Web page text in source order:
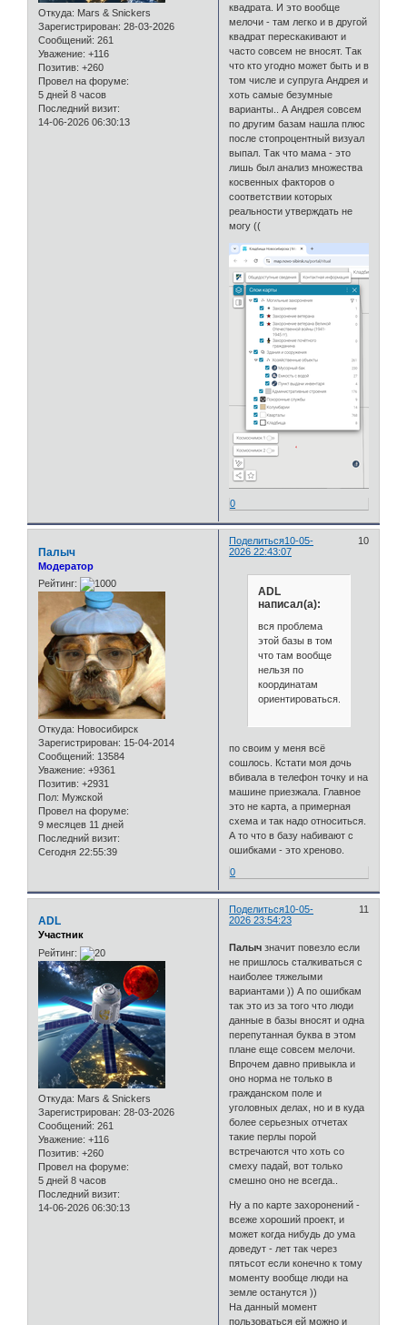
Откуда: Mars & Snickers
Зарегистрирован: 28-03-2026
Сообщений: 261
Уважение: +116
Позитив: +260
Провел на форуме:
5 дней 8 часов
Последний визит:
14-06-2026 06:30:13
квадрата. И это вообще
мелочи - там легко и в другой
квадрат перескакивают и
часто совсем не вносят. Так
что кто угодно может быть и в
том числе и супруга Андрея и
хоть самые безумные
варианты.. А Андрея совсем
по другим базам нашла плюс
после стопроцентный визуал
выпал. Так что мама - это
лишь был анализ множества
косвенных факторов о
соответствии которых
реальности утверждать не
могу ((
0
Поделиться 10
10-05-
2026 22:43:07
Палыч
Модератор
Рейтинг:
Откуда: Новосибирск
Зарегистрирован: 15-04-2014
Сообщений: 13584
Уважение: +9361
Позитив: +2931
Пол: Мужской
Провел на форуме:
9 месяцев 11 дней
Последний визит:
Сегодня 22:55:39
ADL
написал(а):
вся проблема
этой базы в том
что там вообще
нельзя по
координатам
ориентироваться.
по своим у меня всё
сошлось. Кстати моя дочь
вбивала в телефон точку и на
машине приезжала. Главное
это не карта, а примерная
схема и так надо относиться.
А то что в базу набивают с
ошибками - это хреново.
0
Поделиться 11
10-05-
2026 23:54:23
ADL
Участник
Рейтинг:
Откуда: Mars & Snickers
Зарегистрирован: 28-03-2026
Сообщений: 261
Уважение: +116
Позитив: +260
Провел на форуме:
5 дней 8 часов
Последний визит:
14-06-2026 06:30:13
Палыч значит повезло если
не пришлось сталкиваться с
наиболее тяжелыми
вариантами )) А по ошибкам
так это из за того что люди
данные в базы вносят и одна
перепутанная буква в этом
плане еще совсем мелочи.
Впрочем давно привыкла и
оно норма не только в
гражданском поле и
уголовных делах, но и в куда
более серьезных отчетах
такие перлы порой
встречаются что хоть со
смеху падай, вот только
смешно оно не всегда..
Ну а по карте захоронений -
всеже хороший проект, и
может когда нибудь до ума
доведут - лет так через
пятьсот если конечно к тому
моменту вообще люди на
земле останутся ))
На данный момент
пользоваться ей можно и